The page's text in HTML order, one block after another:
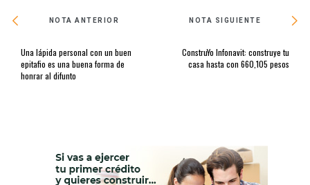
NOTA ANTERIOR
Una lápida personal con un buen
epitafio es una buena forma de
honrar al difunto
NOTA SIGUIENTE
ConstruYo Infonavit: construye tu
casa hasta con 660,105 pesos